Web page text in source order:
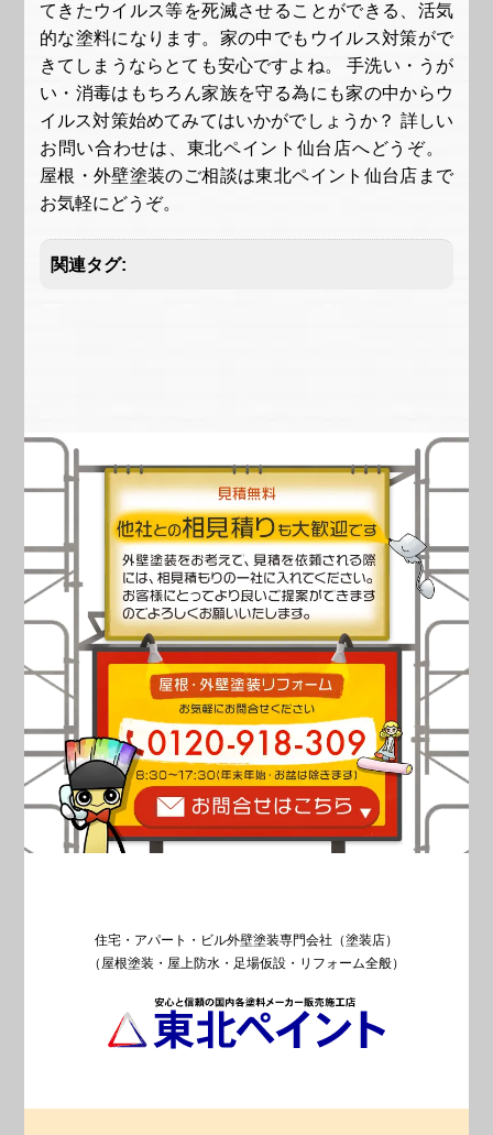
てきたウイルス等を死滅させることができる、活気
的な塗料になります。家の中でもウイルス対策がで
きてしまうならとても安心ですよね。 手洗い・うが
い・消毒はもちろん家族を守る為にも家の中からウ
イルス対策始めてみてはいかがでしょうか？ 詳しい
お問い合わせは、東北ペイント仙台店へどうぞ。
屋根・外壁塗装のご相談は東北ペイント仙台店まで
お気軽にどうぞ。
関連タグ:
住宅・アパート・ビル外壁塗装専門会社（塗装店）
（屋根塗装・屋上防水・足場仮設・リフォーム全般）